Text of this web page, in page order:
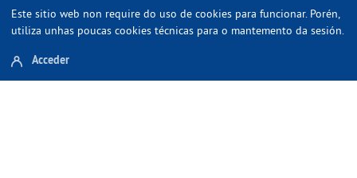
Este sitio web non require do uso de cookies para funcionar. Porén,
utiliza unhas poucas cookies técnicas para o mantemento da sesión.
Acceder